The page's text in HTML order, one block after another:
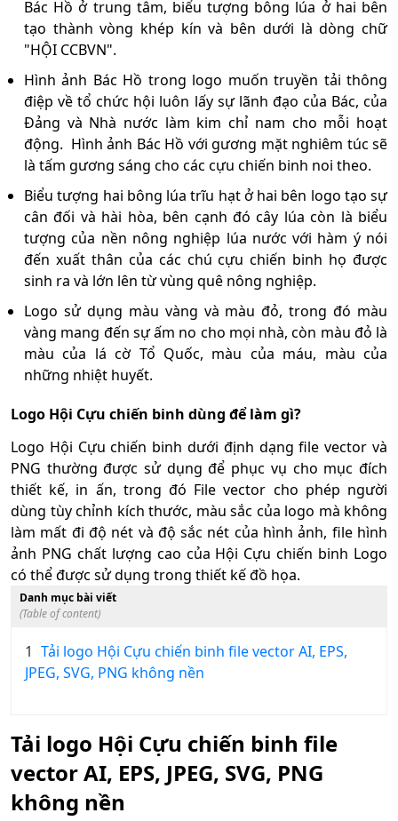
Bác Hồ ở trung tâm, biểu tượng bông lúa ở hai bên
tạo thành vòng khép kín và bên dưới là dòng chữ
"HỘI CCBVN".
Hình ảnh Bác Hồ trong logo muốn truyền tải thông
điệp về tổ chức hội luôn lấy sự lãnh đạo của Bác, của
Đảng và Nhà nước làm kim chỉ nam cho mỗi hoạt
động. Hình ảnh Bác Hồ với gương mặt nghiêm túc sẽ
là tấm gương sáng cho các cựu chiến binh noi theo.
Biểu tượng hai bông lúa trĩu hạt ở hai bên logo tạo sự
cân đối và hài hòa, bên cạnh đó cây lúa còn là biểu
tượng của nền nông nghiệp lúa nước với hàm ý nói
đến xuất thân của các chú cựu chiến binh họ được
sinh ra và lớn lên từ vùng quê nông nghiệp.
Logo sử dụng màu vàng và màu đỏ, trong đó màu
vàng mang đến sự ấm no cho mọi nhà, còn màu đỏ là
màu của lá cờ Tổ Quốc, màu của máu, màu của
những nhiệt huyết.
Logo Hội Cựu chiến binh dùng để làm gì?
Logo Hội Cựu chiến binh dưới định dạng file vector và
PNG thường được sử dụng để phục vụ cho mục đích
thiết kế, in ấn, trong đó File vector cho phép người
dùng tùy chỉnh kích thước, màu sắc của logo mà không
làm mất đi độ nét và độ sắc nét của hình ảnh, file hình
ảnh PNG chất lượng cao của Hội Cựu chiến binh Logo
có thể được sử dụng trong thiết kế đồ họa.
Danh mục bài viết
(Table of content)
1 Tải logo Hội Cựu chiến binh file vector AI, EPS,
JPEG, SVG, PNG không nền
Tải logo Hội Cựu chiến binh file
vector AI, EPS, JPEG, SVG, PNG
không nền